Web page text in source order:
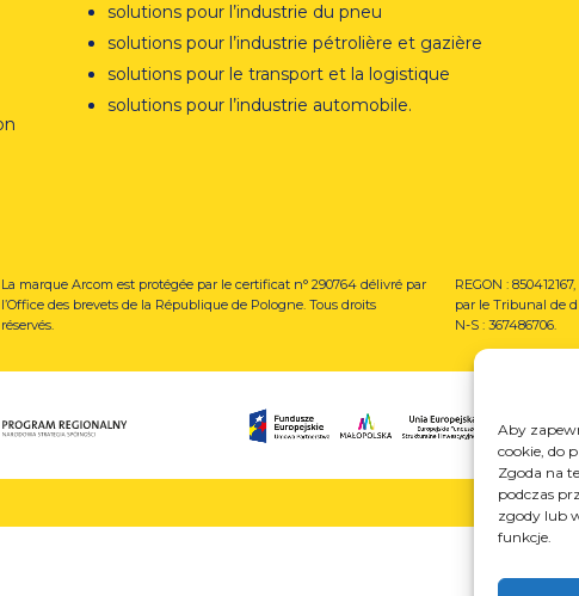
Aby
cookie, do
Zgoda na
podczas
zgody lub
funkcje.
solutions pour l’industrie du pneu
solutions pour l’industrie pétrolière et gazière
solutions pour le transport et la logistique
solutions pour l’industrie automobile.
La marque Arcom est protégée par le certificat n° 290764 délivré par
l’Office des brevets de la République de Pologne. Tous droits
réservés.
REGON :
par le Tribunal de
N-S : 367486706.